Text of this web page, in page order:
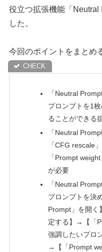
役立つ拡張機能「Neutral
した。
今回のポイントをまとめ
「Neutral
プロンプトを1
ることができる
「Neutral
「CFG rescale
「Prompt
が必要
「Neutral
プロンプトを決
Prompt」を開
定する】→【「
強調したいプロ
→【「Prompt